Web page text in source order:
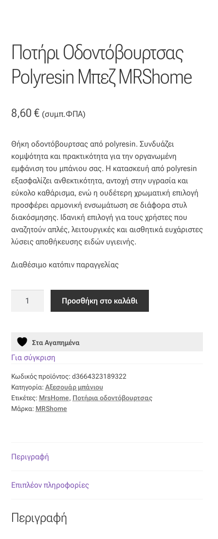
Βελουτέ
Βουάλ
Γκρο
Δαντέλα
Δίχτυ
Επιπλόπανο
Ζακάρ
Λινό
Μουσελίνα
Μπροκάρ
Οργάντζα
Οργάντζα με κέντημα
Οργάντζα με ταφτά
Ποτήρι Οδοντόβουρτσας
Polyresin Μπεζ MRShome
8,60 € (συμπ.ΦΠΑ)
Θήκη οδοντόβουρτσας από polyresin. Συνδυάζει
κομψότητα και πρακτικότητα για την οργανωμένη
εμφάνιση του μπάνιου σας. Η κατασκευή από polyresin
εξασφαλίζει ανθεκτικότητα, αντοχή στην υγρασία και
εύκολο καθάρισμα, ενώ η ουδέτερη χρωματική επιλογή
προσφέρει αρμονική ενσωμάτωση σε διάφορα στυλ
διακόσμησης. Ιδανική επιλογή για τους χρήστες που
αναζητούν απλές, λειτουργικές και αισθητικά ευχάριστες
λύσεις αποθήκευσης ειδών υγιεινής.
Διαθέσιμο κατόπιν παραγγελίας
Ποτήρι
Οδοντόβουρτσας
MRShome
ποσότητα
Προσθήκη στο καλάθι
Στα Αγαπημένα
Για σύγκριση
Κωδικός προϊόντος: d3664323189322
Κατηγορία: Αξεσουάρ μπάνιου
Ετικέτες: MrsHome, Ποτήρια οδοντόβουρτσας
Μάρκα: MRShome
Περιγραφή
Επιπλέον πληροφορίες
Περιγραφή